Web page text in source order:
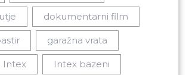
dokumentarni film
garažna vrata
Intex Intex bazeni